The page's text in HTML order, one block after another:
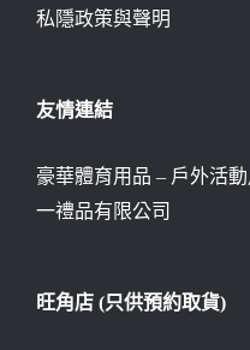
私隱政策與聲明
友情連結
豪華體育用品 – 戶外活
一禮品有限公司
旺角店 (只供預約取貨)